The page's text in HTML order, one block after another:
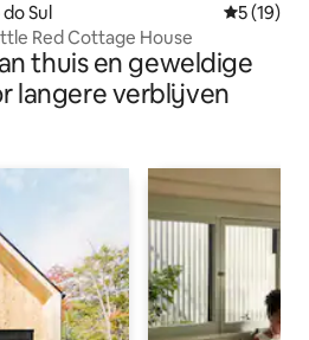
Sul
5 (19)
Red Cottage House
thuis en geweldige
langere verblijven